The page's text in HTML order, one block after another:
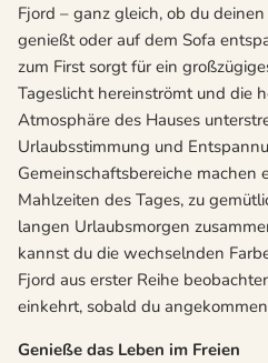
Fjord – ganz gleich, ob du
genießt oder auf dem Sofa
zum First sorgt für ein
Tageslicht hereinströmt und die
Atmosphäre des Hauses
Urlaubsstimmung und
Gemeinschaftsbereiche machen
Mahlzeiten des Tages, zu
langen Urlaubsmorgen
kannst du die wechselnden
Fjord aus erster Reihe
einkehrt, sobald du
Genieße das Leben im Freien